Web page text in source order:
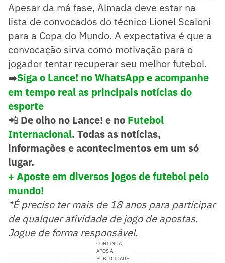
Apesar da má fase, Almada deve estar na
lista de convocados do técnico Lionel Scaloni
para a Copa do Mundo. A expectativa é que a
convocação sirva como motivação para o
jogador tentar recuperar seu melhor futebol.
➡️Siga o Lance! no WhatsApp e acompanhe
em tempo real as principais notícias do
esporte
📲 De olho no Lance! e no Futebol
Internacional. Todas as notícias,
informações e acontecimentos em um só
lugar.
+ Aposte em diversos jogos de futebol pelo
mundo!
*É preciso ter mais de 18 anos para participar
de qualquer atividade de jogo de apostas.
Jogue de forma responsável.
CONTINUA
APÓS A
PUBLICIDADE